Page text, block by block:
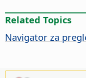
Related Topics
Navigator za